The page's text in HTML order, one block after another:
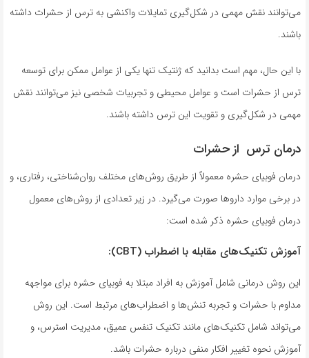
می‌توانند نقش مهمی در شکل‌گیری تمایلات واکنشی به ترس از حشرات داشته
باشند.
با این حال، مهم است بدانید که ژنتیک تنها یکی از عوامل ممکن برای توسعه
ترس از حشرات است و عوامل محیطی و تجربیات شخصی نیز می‌توانند نقش
مهمی در شکل‌گیری و تقویت این ترس داشته باشند.
درمان ترس از حشرات
درمان فوبیای حشره معمولاً از طریق روش‌های مختلف روان‌شناختی، رفتاری، و
در برخی موارد داروها صورت می‌گیرد. در زیر تعدادی از روش‌های معمول
درمان فوبیای حشره ذکر شده است:
آموزش تکنیک‌های مقابله با اضطراب (CBT):
این روش درمانی شامل آموزش به افراد مبتلا به فوبیای حشره برای مواجهه
مداوم با حشرات و تجربه تنش‌ها و اضطراب‌های مرتبط است. این روش
می‌تواند شامل تکنیک‌های مانند تکنیک تنفس عمیق، مدیریت استرس، و
آموزش نحوه تغییر افکار منفی درباره حشرات باشد.